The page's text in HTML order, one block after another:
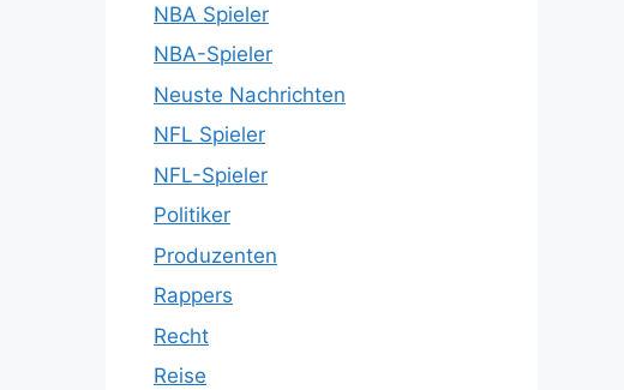
NBA Spieler
NBA-Spieler
Neuste Nachrichten
NFL Spieler
NFL-Spieler
Politiker
Produzenten
Rappers
Recht
Reise